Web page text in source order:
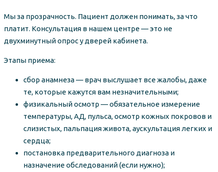
Мы за прозрачность. Пациент должен понимать, за что
платит. Консультация в нашем центре — это не
двухминутный опрос у дверей кабинета.
Этапы приема:
сбор анамнеза — врач выслушает все жалобы, даже
те, которые кажутся вам незначительными;
физикальный осмотр — обязательное измерение
температуры, АД, пульса, осмотр кожных покровов и
слизистых, пальпация живота, аускультация легких и
сердца;
постановка предварительного диагноза и
назначение обследований (если нужно);